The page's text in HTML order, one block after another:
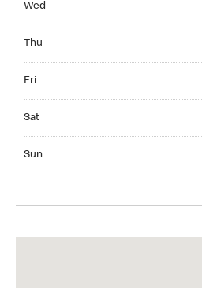
Wed
Thu
Fri
Sat
Sun